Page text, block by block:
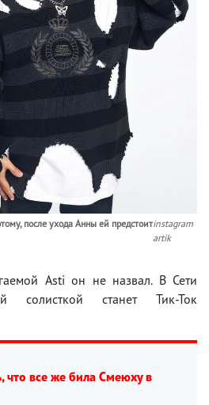
после ухода Анны ей предстоитinstagram
artik
Asti он не назвал. В Сети
солисткой станет Тик-Ток
что все же била Смеюху в